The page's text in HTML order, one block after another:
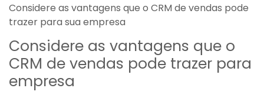
Considere as vantagens que o CRM de vendas pode
trazer para sua empresa
Considere as vantagens que o
CRM de vendas pode trazer para
empresa